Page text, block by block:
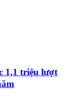
1,1 triệu lượt